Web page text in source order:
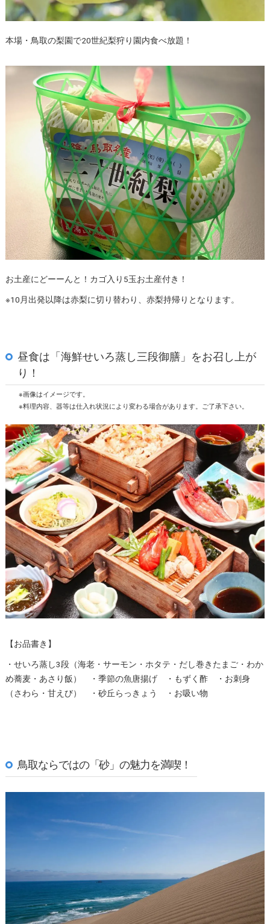
本場・鳥取の梨園で20世紀梨狩り園内食べ放題！
お土産にどーーんと！カゴ入り5玉お土産付き！
※10月出発以降は赤梨に切り替わり、赤梨持帰りとなります。
昼食は「海鮮せいろ蒸し三段御膳」をお召し上が
り！
※画像はイメージです。
※料理内容、器等は仕入れ状況により変わる場合があります。ご了承下さい。
【お品書き】
・せいろ蒸し3段（海老・サーモン・ホタテ・だし巻きたまご・わか
め蕎麦・あさり飯） ・季節の魚唐揚げ ・もずく酢 ・お刺身
（さわら・甘えび） ・砂丘らっきょう ・お吸い物
鳥取ならではの「砂」の魅力を満喫！